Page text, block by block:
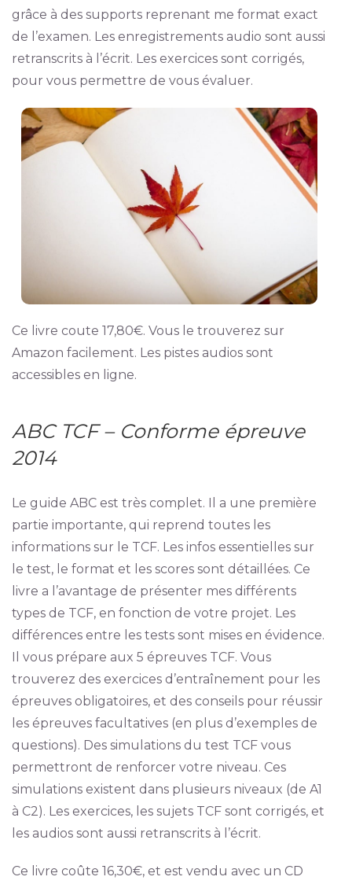
grâce à des supports reprenant me format exact
de l’examen. Les enregistrements audio sont aussi
retranscrits à l’écrit. Les exercices sont corrigés,
pour vous permettre de vous évaluer.
Ce livre coute 17,80€. Vous le trouverez sur
Amazon facilement. Les pistes audios sont
accessibles en ligne.
ABC TCF – Conforme épreuve
2014
Le guide ABC est très complet. Il a une première
partie importante, qui reprend toutes les
informations sur le TCF. Les infos essentielles sur
le test, le format et les scores sont détaillées. Ce
livre a l’avantage de présenter mes différents
types de TCF, en fonction de votre projet. Les
différences entre les tests sont mises en évidence.
Il vous prépare aux 5 épreuves TCF. Vous
trouverez des exercices d’entraînement pour les
épreuves obligatoires, et des conseils pour réussir
les épreuves facultatives (en plus d’exemples de
questions). Des simulations du test TCF vous
permettront de renforcer votre niveau. Ces
simulations existent dans plusieurs niveaux (de A1
à C2). Les exercices, les sujets TCF sont corrigés, et
les audios sont aussi retranscrits à l’écrit.
Ce livre coûte 16,30€, et est vendu avec un CD